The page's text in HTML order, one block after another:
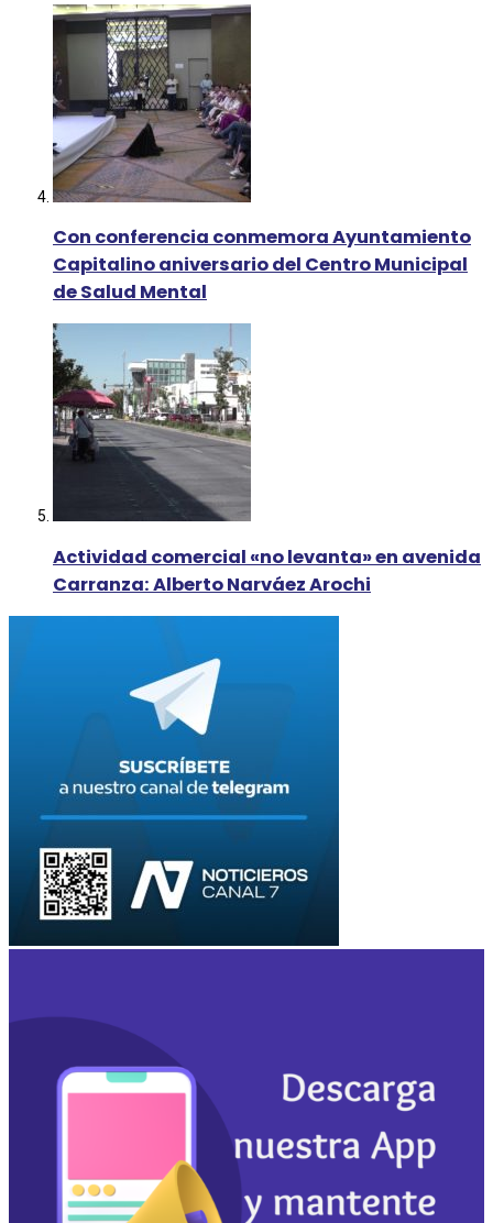
Con conferencia conmemora Ayuntamiento
Capitalino aniversario del Centro Municipal
de Salud Mental
Actividad comercial «no levanta» en avenida
Carranza: Alberto Narváez Arochi